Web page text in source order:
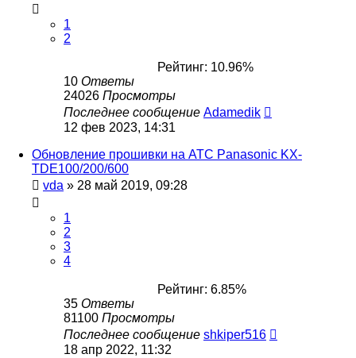
1
2
Рейтинг: 10.96%
10 Ответы
24026 Просмотры
Последнее сообщение Adamedik
12 фев 2023, 14:31
Обновление прошивки на АТС Panasonic KX-
TDE100/200/600
vda » 28 май 2019, 09:28
1
2
3
4
Рейтинг: 6.85%
35 Ответы
81100 Просмотры
Последнее сообщение shkiper516
18 апр 2022, 11:32